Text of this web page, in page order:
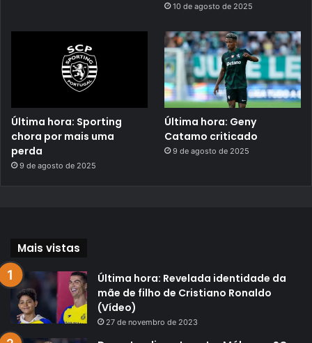
10 de agosto de 2025
Última hora: Sporting
chora por mais uma
perda
9 de agosto de 2025
Última hora: Geny
Catamo criticado
9 de agosto de 2025
Mais vistas
Última hora: Revelada identidade da
mãe de filho de Cristiano Ronaldo
(Vídeo)
27 de novembro de 2023